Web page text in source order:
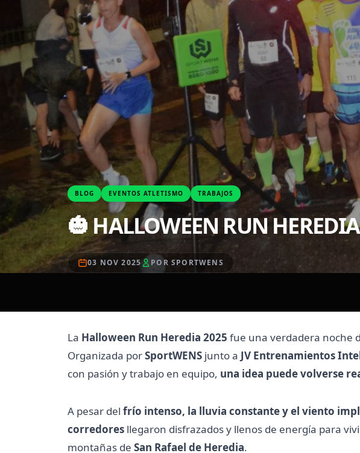
BLOG EVENTOS ATLETISMO TRABAJOS
🎃 HALLOWEEN RUN
03 NOV 2025 POR SPORTWENS
La Halloween Run Heredia 2025 fue una verdadera noche
Organizada porSportWENS junto a JV Entrenamientos
con pasión y trabajo en equipo, una idea puede volverse
A pesar del frío intenso, la lluvia constante y el viento
corredores llegaron disfrazados y llenos de energía para
montañas de San Rafael de Heredia.